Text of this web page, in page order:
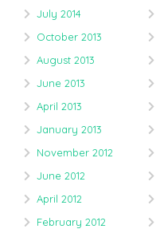
July 2014
October 2013
August 2013
June 2013
April 2013
January 2013
November 2012
June 2012
April 2012
February 2012